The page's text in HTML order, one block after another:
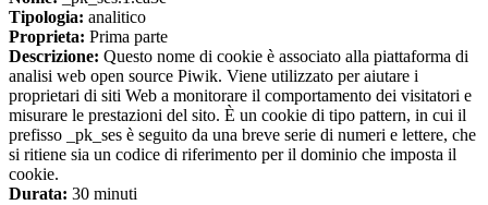
Tipologia: analitico
Proprieta: Prima parte
Descrizione: Questo nome di cookie è associato alla piattaforma di
analisi web open source Piwik. Viene utilizzato per aiutare i
proprietari di siti Web a monitorare il comportamento dei visitatori e
misurare le prestazioni del sito. È un cookie di tipo pattern, in cui il
prefisso _pk_ses è seguito da una breve serie di numeri e lettere, che
si ritiene sia un codice di riferimento per il dominio che imposta il
cookie.
Durata: 30 minuti